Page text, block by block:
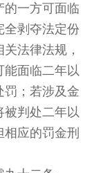
的一方可面临
全剥夺法定份
法律法规，
面临二年以
罚；若涉及金
判处二年以
相应的罚金刑